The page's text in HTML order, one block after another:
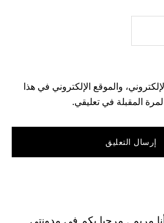
والموقع الإلكتروني في هذا
المقبلة في تعليقي.
مريم . مرحبا بكم في مدونتي